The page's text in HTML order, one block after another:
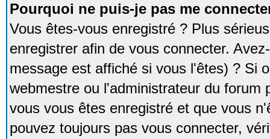
Pourquoi ne puis-je pas me
Vous êtes-vous enregistré ? Plus
enregistrer afin de vous connecter.
message est affiché si vous l'êtes) ? Si
webmestre ou l'administrateur du forum
vous vous êtes enregistré et que vous
pouvez toujours pas vous connecter,